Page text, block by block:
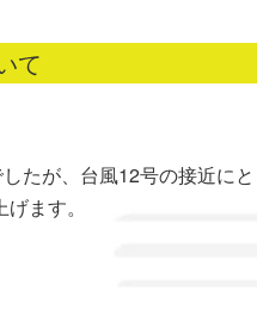
て
たが、台風12号の接近に
ます。